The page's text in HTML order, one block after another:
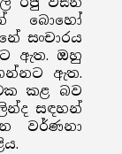
බොහෝ
සංචාරය
ඇත. ඔහු
ඇත.
කළ බව
සඳහන්
වර්ණනා